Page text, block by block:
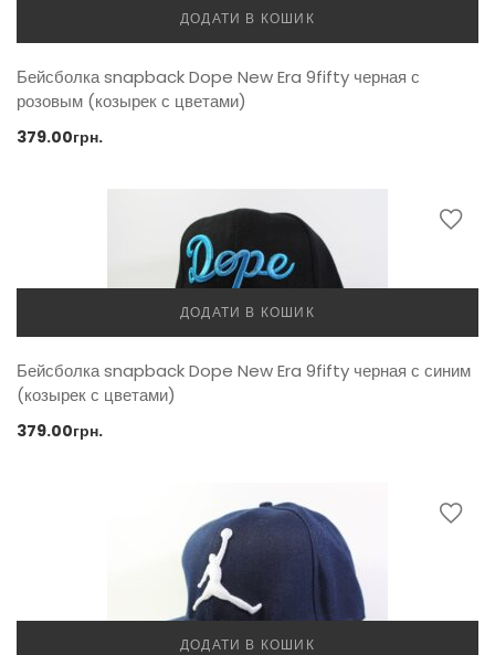
ДОДАТИ В КОШИК
Бейсболка snapback Dope New Era 9fifty черная с
розовым (козырек с цветами)
379.00грн.
ДОДАТИ В КОШИК
Бейсболка snapback Dope New Era 9fifty черная с синим
(козырек с цветами)
379.00грн.
ДОДАТИ В КОШИК